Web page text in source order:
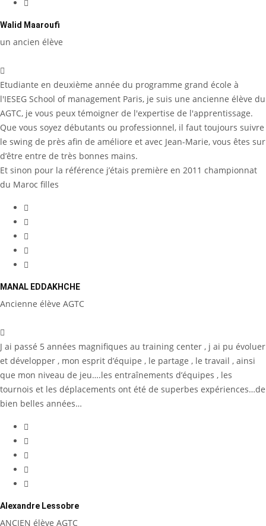
Walid Maaroufi
un ancien élève
Etudiante en deuxième année du programme grand école à
l'IESEG School of management Paris, je suis une ancienne élève du
AGTC, je vous peux témoigner de l'expertise de l'apprentissage.
Que vous soyez débutants ou professionnel, il faut toujours suivre
le swing de près afin de améliore et avec Jean-Marie, vous êtes sur
d’être entre de très bonnes mains.
Et sinon pour la référence j’étais première en 2011 championnat
du Maroc filles
MANAL EDDAKHCHE
Ancienne élève AGTC
J ai passé 5 années magnifiques au training center , j ai pu évoluer
et développer , mon esprit d’équipe , le partage , le travail , ainsi
que mon niveau de jeu….les entraînements d’équipes , les
tournois et les déplacements ont été de superbes expériences…de
bien belles années…
Alexandre Lessobre
ANCIEN élève AGTC